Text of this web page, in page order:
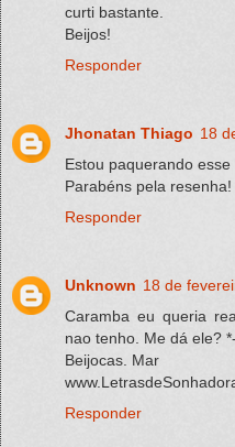
curti bastante.
Beijos!
Responder
Jhonatan Thiago 18
Estou paquerando esse
Parabéns pela resenha!
Responder
Unknown 18 de
Caramba eu queria
nao tenho. Me dá ele?
Beijocas. Mar
Responder